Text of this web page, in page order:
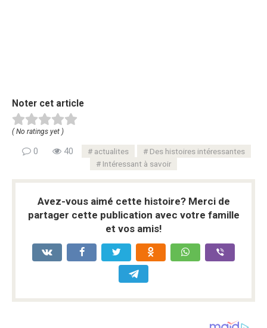
Noter cet article
( No ratings yet )
0 40 actualites
Des histoires intéressantes
Intéressant à savoir
Avez-vous aimé cette histoire? Merci de
partager cette publication avec votre famille
et vos amis!